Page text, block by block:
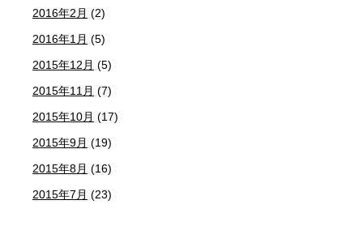
2016年2月 (2)
2016年1月 (5)
2015年12月 (5)
2015年11月 (7)
2015年10月 (17)
2015年9月 (19)
2015年8月 (16)
2015年7月 (23)